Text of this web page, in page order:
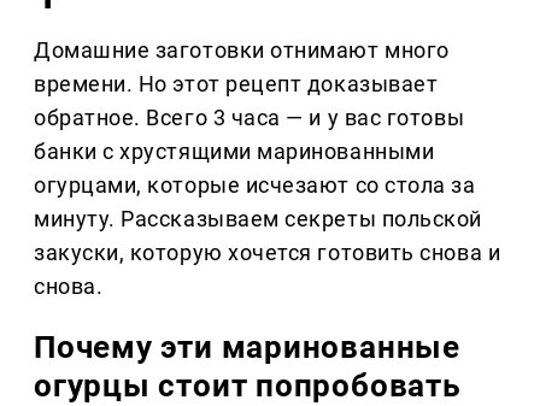
Домашние заготовки отнимают много
времени. Но этот рецепт доказывает
обратное. Всего 3 часа — и у вас готовы
банки с хрустящими маринованными
огурцами, которые исчезают со стола за
минуту. Рассказываем секреты польской
закуски, которую хочется готовить снова и
снова.
Почему эти маринованные
огурцы стоит попробовать